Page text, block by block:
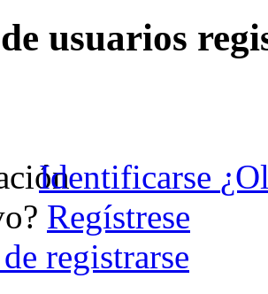
usuarios
Identificarse
Regístrese
registrarse